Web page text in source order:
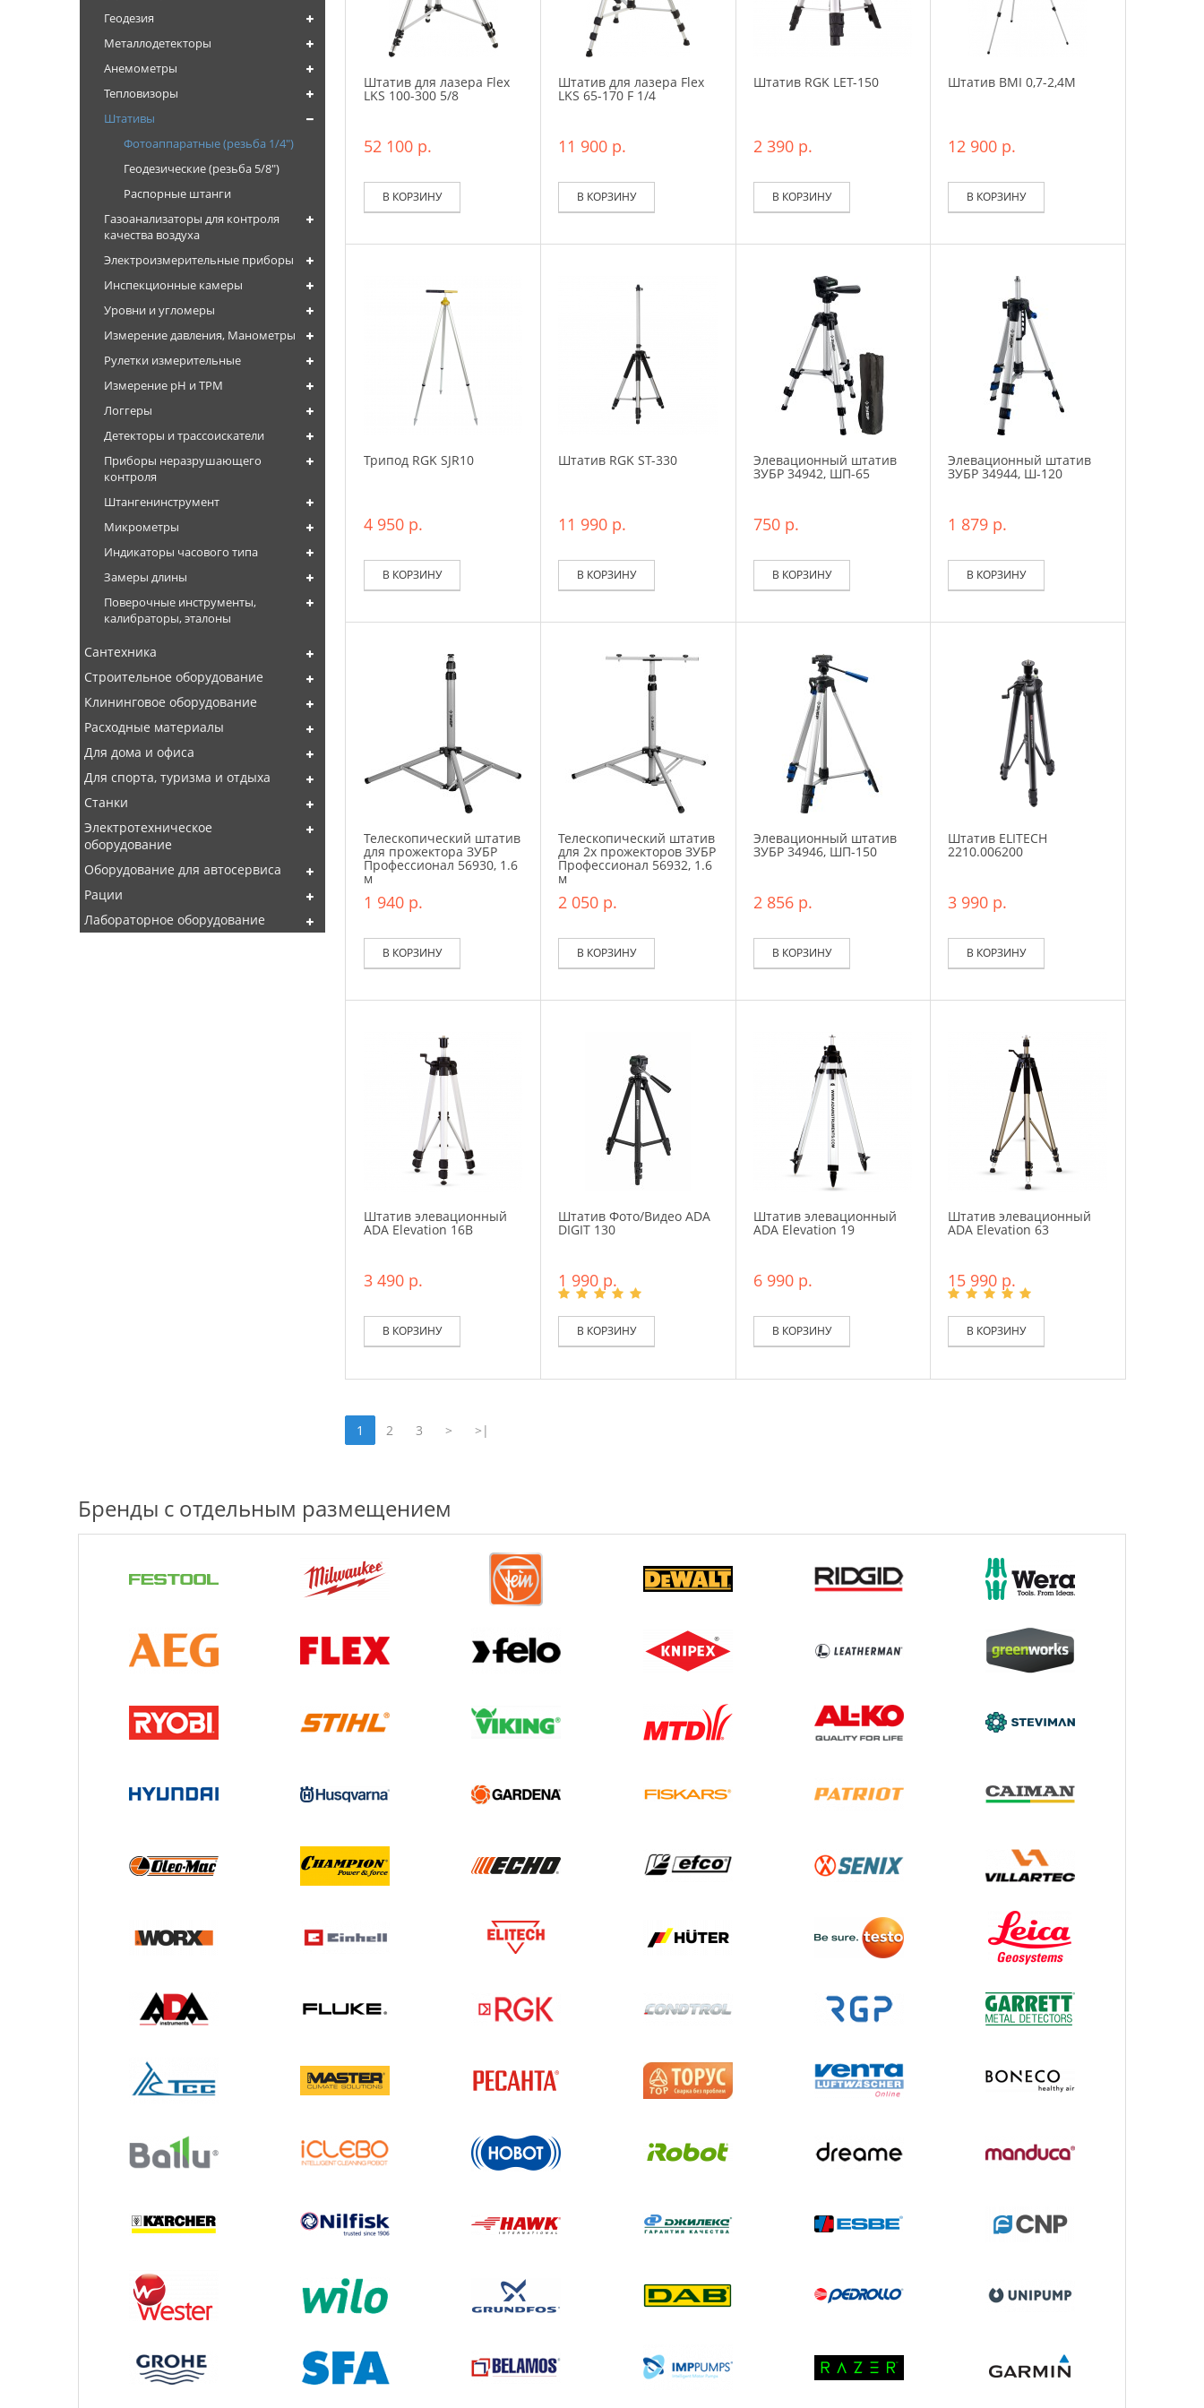
Геодезия
Металлодетекторы
Анемометры
Тепловизоры
Штативы
Фотоаппаратные (резьба 1/4")
Геодезические (резьба 5/8")
Распорные штанги
Газоанализаторы для контроля
качества воздуха
Электроизмерительные приборы
Инспекционные камеры
Уровни и угломеры
Измерение давления, Манометры
Рулетки измерительные
Измерение pH и TPM
Логгеры
Детекторы и трассоискатели
Приборы неразрушающего
контроля
Штангенинструмент
Микрометры
Индикаторы часового типа
Замеры длины
Поверочные инструменты,
калибраторы, эталоны
Сантехника
Строительное оборудование
Клининговое оборудование
Расходные материалы
Для дома и офиса
Для спорта, туризма и отдыха
Станки
Электротехническое
оборудование
Оборудование для автосервиса
Рации
Лабораторное оборудование
Штатив для лазера Flex
LKS 100-300 5/8
52 100 р.
В КОРЗИНУ
Штатив для лазера Flex
LKS 65-170 F 1/4
11 900 р.
В КОРЗИНУ
Штатив RGK LET-150
2 390 р.
В КОРЗИНУ
Штатив BMI 0,7-2,4М
12 900 р.
В КОРЗИНУ
Трипод RGK SJR10
4 950 р.
В КОРЗИНУ
Штатив RGK ST-330
11 990 р.
В КОРЗИНУ
Элевационный штатив
ЗУБР 34942, ШП-65
750 р.
В КОРЗИНУ
Элевационный штатив
ЗУБР 34944, Ш-120
1 879 р.
В КОРЗИНУ
Телескопический штатив
для прожектора ЗУБР
Профессионал 56930, 1.6
м
1 940 р.
В КОРЗИНУ
Телескопический штатив
для 2х прожекторов ЗУБР
Профессионал 56932, 1.6
м
2 050 р.
В КОРЗИНУ
Элевационный штатив
ЗУБР 34946, ШП-150
2 856 р.
В КОРЗИНУ
Штатив ELITECH
2210.006200
3 990 р.
В КОРЗИНУ
Штатив элевационный
ADA Elevation 16B
3 490 р.
В КОРЗИНУ
Штатив Фото/Видео ADA
DIGIT 130
1 990 р.
В КОРЗИНУ
Штатив элевационный
ADA Elevation 19
6 990 р.
В КОРЗИНУ
Штатив элевационный
ADA Elevation 63
15 990 р.
В КОРЗИНУ
1 2 3 > >|
Бренды с отдельным размещением